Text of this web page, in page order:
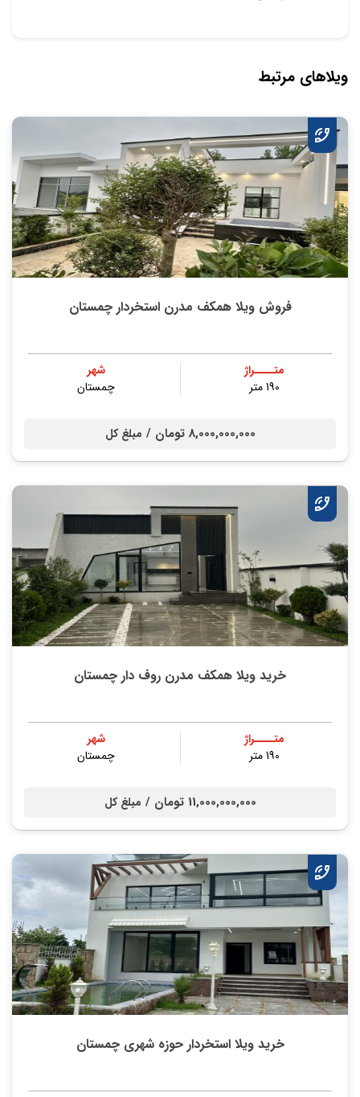
ویلاهای مرتبط
فروش ویلا همکف مدرن استخردار چمستان
متــــراژ
190 متر
شهر
چمستان
8,000,000,000 تومان / مبلغ کل
خرید ویلا همکف مدرن روف دار چمستان
متــــراژ
190 متر
شهر
چمستان
11,000,000,000 تومان / مبلغ کل
خرید ویلا استخردار حوزه شهری چمستان